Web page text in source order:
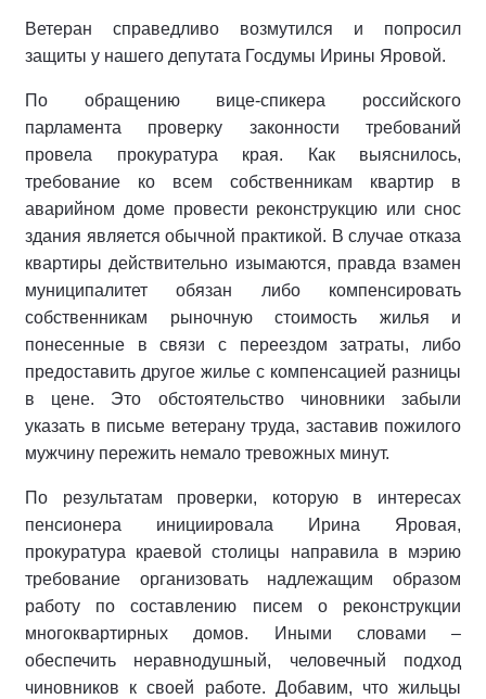
Ветеран справедливо возмутился и попросил
защиты у нашего депутата Госдумы Ирины Яровой.
По обращению вице-спикера российского
парламента проверку законности требований
провела прокуратура края. Как выяснилось,
требование ко всем собственникам квартир в
аварийном доме провести реконструкцию или снос
здания является обычной практикой. В случае отказа
квартиры действительно изымаются, правда взамен
муниципалитет обязан либо компенсировать
собственникам рыночную стоимость жилья и
понесенные в связи с переездом затраты, либо
предоставить другое жилье с компенсацией разницы
в цене. Это обстоятельство чиновники забыли
указать в письме ветерану труда, заставив пожилого
мужчину пережить немало тревожных минут.
По результатам проверки, которую в интересах
пенсионера инициировала Ирина Яровая,
прокуратура краевой столицы направила в мэрию
требование организовать надлежащим образом
работу по составлению писем о реконструкции
многоквартирных домов. Иными словами –
обеспечить неравнодушный, человечный подход
чиновников к своей работе. Добавим, что жильцы